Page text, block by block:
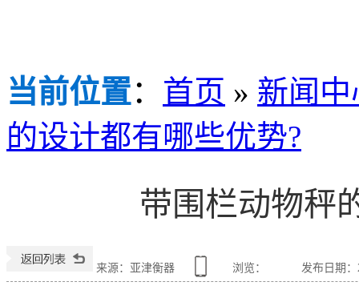
当前位置： 首页 » 新闻中
的设计都有哪些优势?
带围栏动物秤
来源：亚津衡器 浏览： 发布日期：